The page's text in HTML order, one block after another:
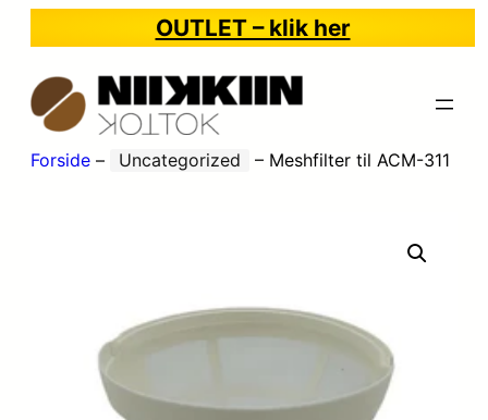
OUTLET – klik her
Forside – Uncategorized – Meshfilter til ACM-311